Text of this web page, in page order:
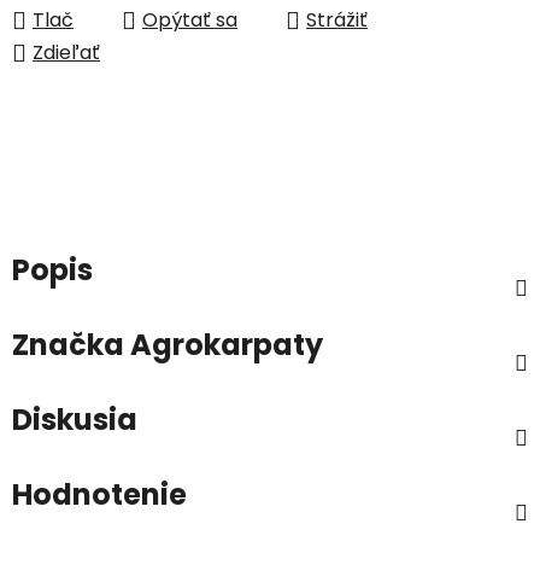
Tlač Opýtať sa
Strážiť
Zdieľať
Popis
ZnačkaAgrokarpaty
Diskusia
Hodnotenie